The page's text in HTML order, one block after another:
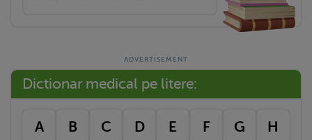
Dictionar medical pe litere:
A B C D E F G H